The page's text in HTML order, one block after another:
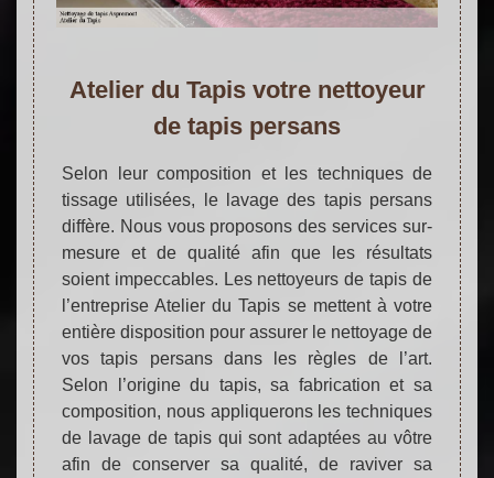
Atelier du Tapis votre nettoyeur
de tapis persans
Selon leur composition et les techniques de
tissage utilisées, le lavage des tapis persans
diffère. Nous vous proposons des services sur-
mesure et de qualité afin que les résultats
soient impeccables. Les nettoyeurs de tapis de
l’entreprise Atelier du Tapis se mettent à votre
entière disposition pour assurer le nettoyage de
vos tapis persans dans les règles de l’art.
Selon l’origine du tapis, sa fabrication et sa
composition, nous appliquerons les techniques
de lavage de tapis qui sont adaptées au vôtre
afin de conserver sa qualité, de raviver sa